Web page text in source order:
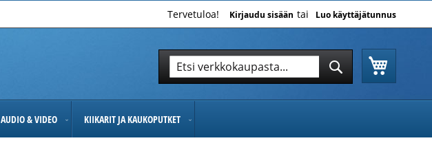
Tervetuloa! Kirjaudu sisään Luo käyttäjätunnus
Hae
AUDIO & VIDEO KIIKARIT JA KAUKOPUTKET